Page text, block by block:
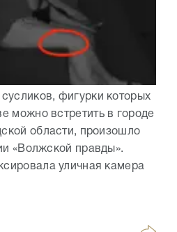
фигурки которых
можно встретить в городе
области, произошло
«Волжской правды».
уличная камера